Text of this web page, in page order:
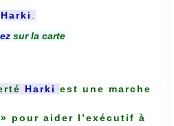
Harki
sur la carte
Harki est une marche
pour aider l’exécutif à